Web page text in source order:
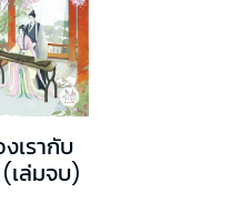
เรากับ
เล่มจบ)